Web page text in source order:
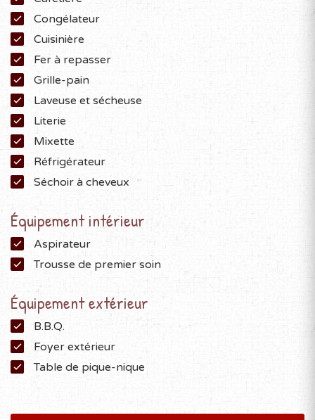
Congélateur
Cuisinière
Fer à repasser
Grille-pain
Laveuse et sécheuse
Literie
Mixette
Réfrigérateur
Séchoir à cheveux
Équipement intérieur
Aspirateur
Trousse de premier soin
Équipement extérieur
B.B.Q.
Foyer extérieur
Table de pique-nique